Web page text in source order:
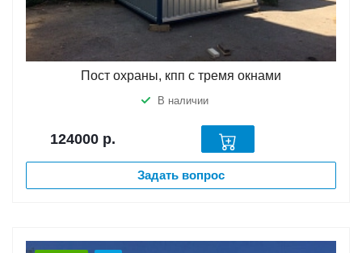
Пост охраны, кпп с тремя окнами
В наличии
124000 р.
Задать вопрос